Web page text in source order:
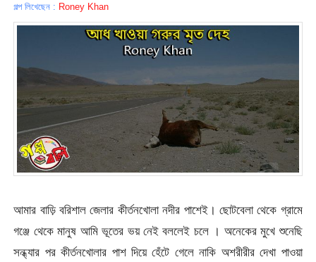
গল্প লিখেছেন : Roney Khan
আমার বাড়ি বরিশাল জেলার কীর্তনখোলা নদীর পাশেই। ছোটবেলা থেকে গ্রামে
গঞ্জে থেকে মানুষ আমি ভূতের ভয় নেই বললেই চলে । অনেকের মুখে শুনেছি
সন্ধ্যার পর কীর্তনখোলার পাশ দিয়ে হেঁটে গেলে নাকি অশরীরীর দেখা পাওয়া